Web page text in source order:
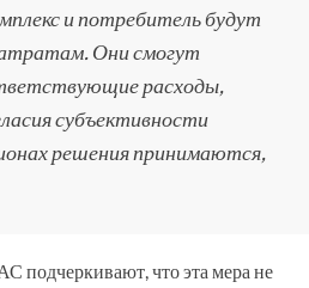
и потребитель будут
Они смогут
расходы,
субъективности
решения принимаются,
подчеркивают, что эта мера не